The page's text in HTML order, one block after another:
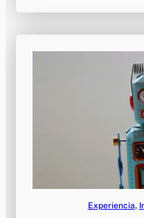
Experiencia,